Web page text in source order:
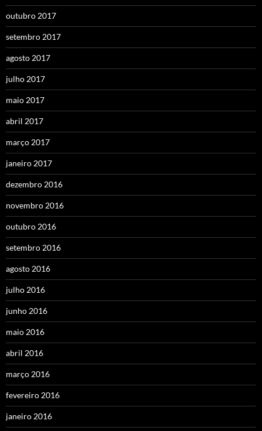
outubro 2017
setembro 2017
agosto 2017
julho 2017
maio 2017
abril 2017
março 2017
janeiro 2017
dezembro 2016
novembro 2016
outubro 2016
setembro 2016
agosto 2016
julho 2016
junho 2016
maio 2016
abril 2016
março 2016
fevereiro 2016
janeiro 2016